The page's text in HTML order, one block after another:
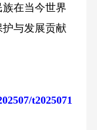
在当今世界
与发展贡献
t2025071